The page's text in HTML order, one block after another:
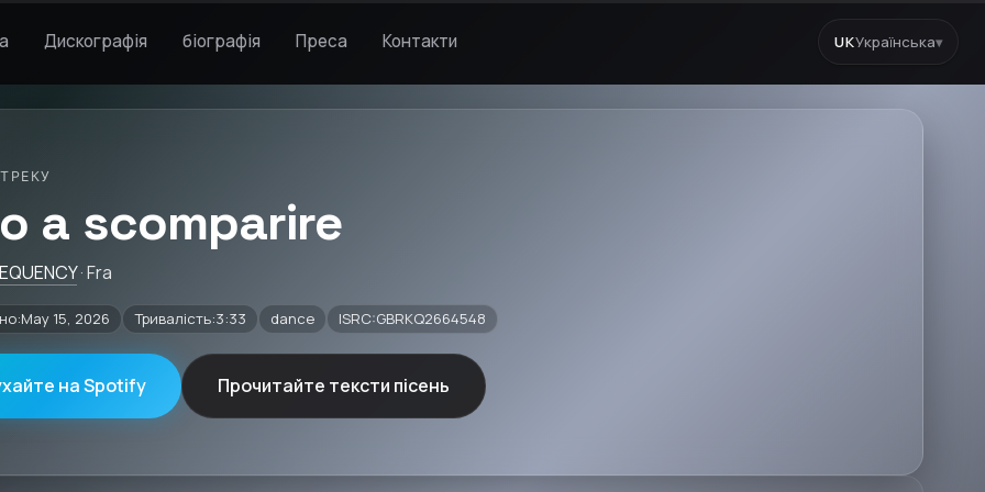
Дискографія біографія Преса Контакти UKУкраїнська▾
a scomparire
· Fra
15, 2026 Тривалість:3:33 dance ISRC:GBRKQ2664548
на Spotify Прочитайте тексти пісень